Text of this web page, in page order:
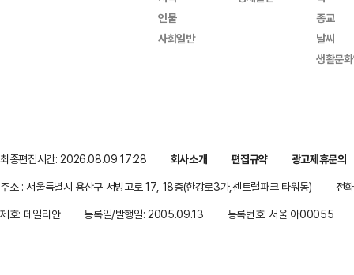
인물
사회일반
종교
날씨
생활문
최종편집시간: 2026.08.09 17:28 회사소개 편집규약
광고제휴문의
주소 : 서울특별시 용산구 서빙고로 17, 18층(한강로3가,센트럴파크 타워동)
전
제호: 데일리안
등록일/발행일: 2005.09.13 등록번호: 서울 아00055